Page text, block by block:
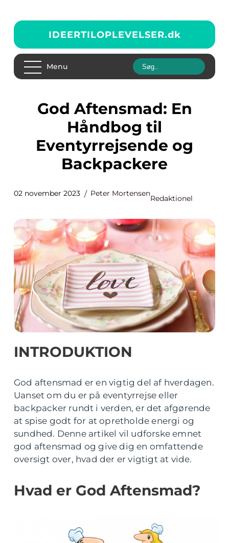
IDEERTILOPLEVELSER.dk
Menu
God Aftensmad: En
Håndbog til
Eventyrrejsende og
Backpackere
02 november 2023 Peter Mortensen
Redaktionel
INTRODUKTION
God aftensmad er en vigtig del af hverdagen.
Uanset om du er på eventyrrejse eller
backpacker rundt i verden, er det afgørende
at spise godt for at opretholde energi og
sundhed. Denne artikel vil udforske emnet
god aftensmad og give dig en omfattende
oversigt over, hvad der er vigtigt at vide.
Hvad er God Aftensmad?